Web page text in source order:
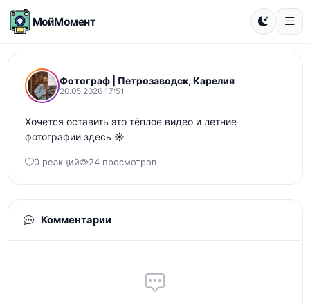
МойМомент
Фотограф | Петрозаводск, Карелия
20.05.2026 17:51
Хочется оставить это тёплое видео и летние
фотографии здесь ☀️
0 реакций 24 просмотров
Комментарии